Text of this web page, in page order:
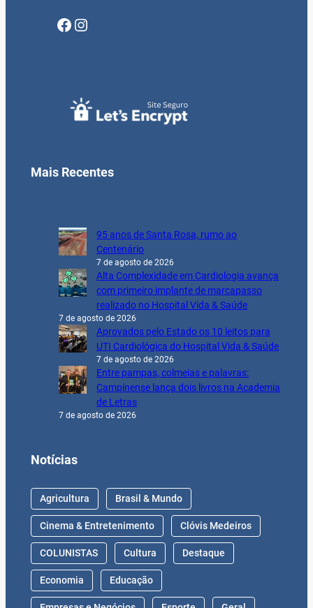
Facebook Instagram
Mais Recentes
95 anos de Santa Rosa, rumo ao
Centenário
7 de agosto de 2026
Alta Complexidade em Cardiologia avança
com primeiro implante de marcapasso
realizado no Hospital Vida & Saúde
7 de agosto de 2026
Aprovados pelo Estado os 10 leitos para
UTI Cardiológica do Hospital Vida & Saúde
7 de agosto de 2026
Entre pampas, colmeias e palavras:
Campinense lança dois livros na Academia
de Letras
7 de agosto de 2026
Notícias
Agricultura Brasil & Mundo
Cinema & Entretenimento Clóvis Medeiros
COLUNISTAS Cultura Destaque
Economia Educação